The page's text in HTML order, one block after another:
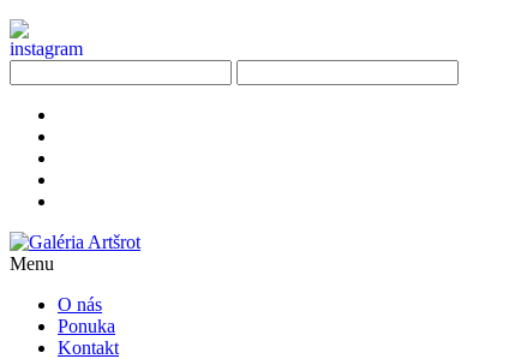
Menu
O nás
Ponuka
Kontakt